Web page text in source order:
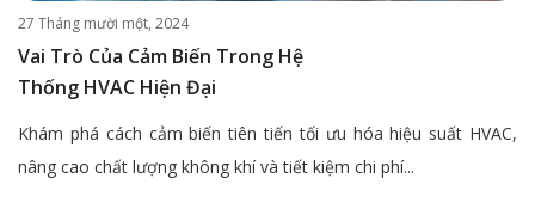
27 Tháng mười một, 2024
Vai Trò Của Cảm Biến Trong Hệ
Thống HVAC Hiện Đại
Khám phá cách cảm biến tiên tiến tối ưu hóa hiệu suất HVAC,
nâng cao chất lượng không khí và tiết kiệm chi phí...